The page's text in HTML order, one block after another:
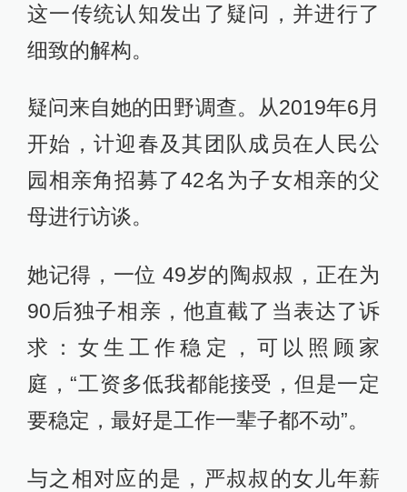
这一传统认知发出了疑问，并进行了
细致的解构。
疑问来自她的田野调查。从2019年6月
开始，计迎春及其团队成员在人民公
园相亲角招募了42名为子女相亲的父
母进行访谈。
她记得，一位 49岁的陶叔叔，正在为
90后独子相亲，他直截了当表达了诉
求：女生工作稳定，可以照顾家
庭，“工资多低我都能接受，但是一定
要稳定，最好是工作一辈子都不动”。
与之相对应的是，严叔叔的女儿年薪